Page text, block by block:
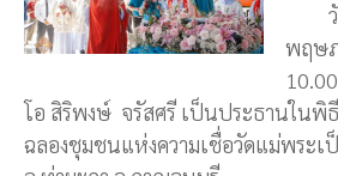
วัน
พฤษ
โอ สิริพงษ์ จรัสศรี เป็นประธานใน
ฉลองชุมชนแห่งความเชื่อวัดแม่พระเ